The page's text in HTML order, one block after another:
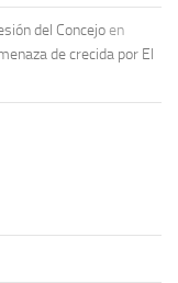
del Concejo en
de crecida por El